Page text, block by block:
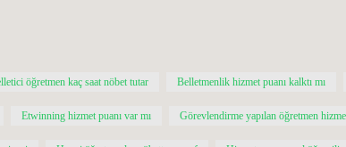
öğretmen kaç saat nöbet tutar Belletmenlik hizmet puanı kalktı mı
Etwinning hizmet puanı var mı Görevlendirme yapılan öğretmen